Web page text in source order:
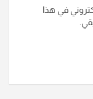
في هذا